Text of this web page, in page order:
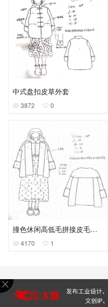
中式盘扣皮草外套
3872 0
撞色休闲高低毛拼接皮毛一体外套
4170 1